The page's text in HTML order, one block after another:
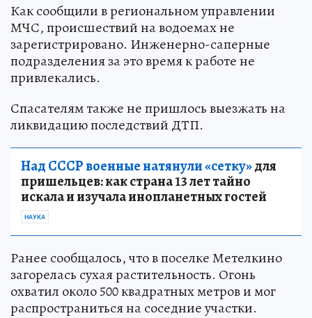
Как сообщили в региональном управлении
МЧС, происшествий на водоемах не
зарегистрировано. Инженерно-саперные
подразделения за это время к работе не
привлекались.
Спасателям также не пришлось выезжать на
ликвидацию последствий ДТП.
Над СССР военные натянули «сетку»для
пришельцев: как страна 13 лет тайно
искала и изучала инопланетных гостей
НАУКА
Ранее сообщалось, что в поселке Метелкино
загорелась сухая растительность. Огонь
охватил около 500 квадратных метров и мог
распространиться на соседние участки.